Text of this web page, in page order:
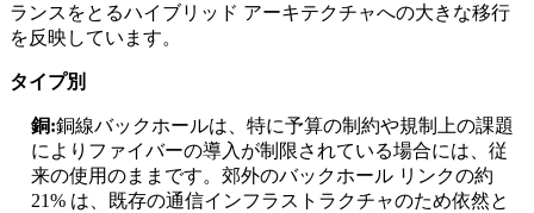
ランスをとるハイブリッド アーキテクチャへの大きな移行
を反映しています。
タイプ別
銅:銅線バックホールは、特に予算の制約や規制上の課題
によりファイバーの導入が制限されている場合には、従
来の使用のままです。郊外のバックホール リンクの約
21% は、既存の通信インフラストラクチャのため依然と